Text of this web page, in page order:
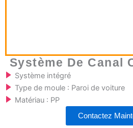
Système De Canal
Système intégré
Type de moule : Paroi de voiture
Matériau : PP
Contactez